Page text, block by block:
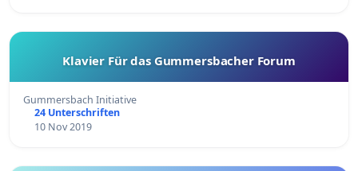
Klavier Für das Gummersbacher Forum
Gummersbach Initiative
24 Unterschriften
10 Nov 2019